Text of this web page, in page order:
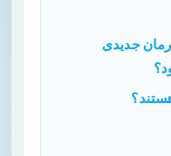
درمان جدیدی